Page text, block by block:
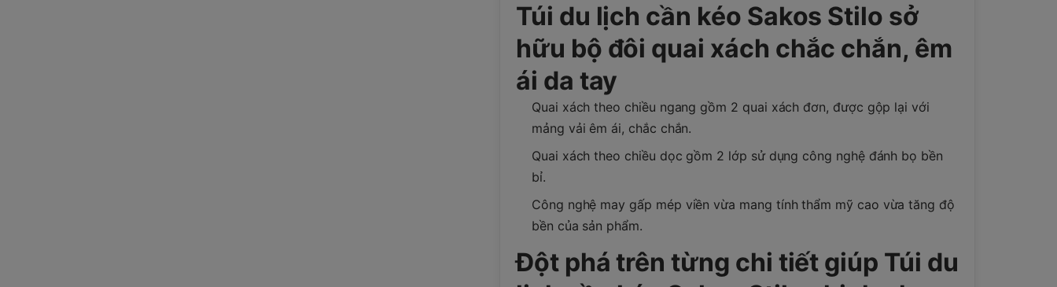
Túi du lịch cần kéo Sakos Stilo sở
hữu bộ đôi quai xách chắc chắn, êm
ái da tay
Quai xách theo chiều ngang gồm 2 quai xách đơn, được gộp lại với
mảng vải êm ái, chắc chắn.
Quai xách theo chiều dọc gồm 2 lớp sử dụng công nghệ đánh bọ bền
bỉ.
Công nghệ may gấp mép viền vừa mang tính thẩm mỹ cao vừa tăng độ
bền của sản phẩm.
Đột phá trên từng chi tiết giúp Túi du